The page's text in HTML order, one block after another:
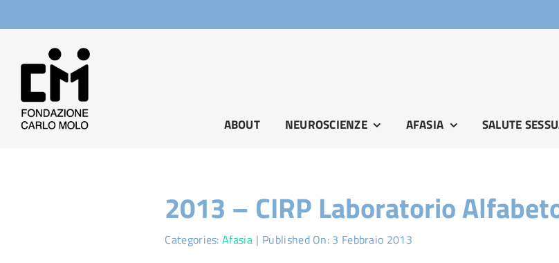
al
contenuto
ABOUT NEUROSCIENZE AFASIA SALUTE
2013 – CIRP Laboratorio
Categories:Afasia | Published On: 3 Febbraio 2013